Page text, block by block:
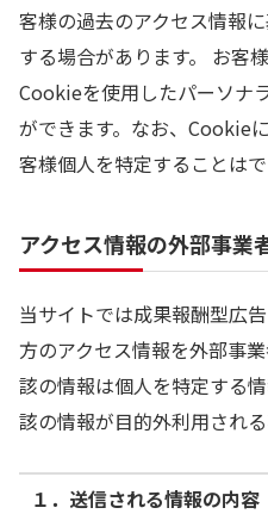
客様の過去のアクセス情報
する場合があります。 お客
Cookieを使用したパーソナ
ができます。なお、Cookie
客様個人を特定することはで
アクセス情報の外部事業
当サイトでは成果報酬型広
方のアクセス情報を外部事
該の情報は個人を特定する
該の情報が目的外利用され
１．送信される情報の内容